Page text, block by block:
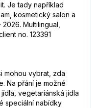
Je tady například
kosmetický salon a
Multilingual,
no. 123391
mohou vybrat, zda
Na přání je možné
vegetariánská jídla
speciální nabídky